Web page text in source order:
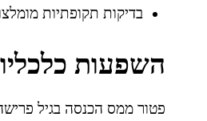
בדיקות תקופתיות
השפעות
פטור ממס הכנסה בגיל